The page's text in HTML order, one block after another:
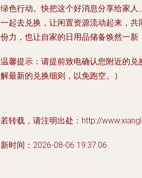
色行动。快把这个好消息分享给家
起去兑换，让闲置资源流动起来，
力，也让自家的日用品储备焕然一新
馨提示：请提前致电确认您附近的
最新的兑换细则，以免跑空。）
转载，请注明出处：http://
时间：2026-08-06 19:37:06